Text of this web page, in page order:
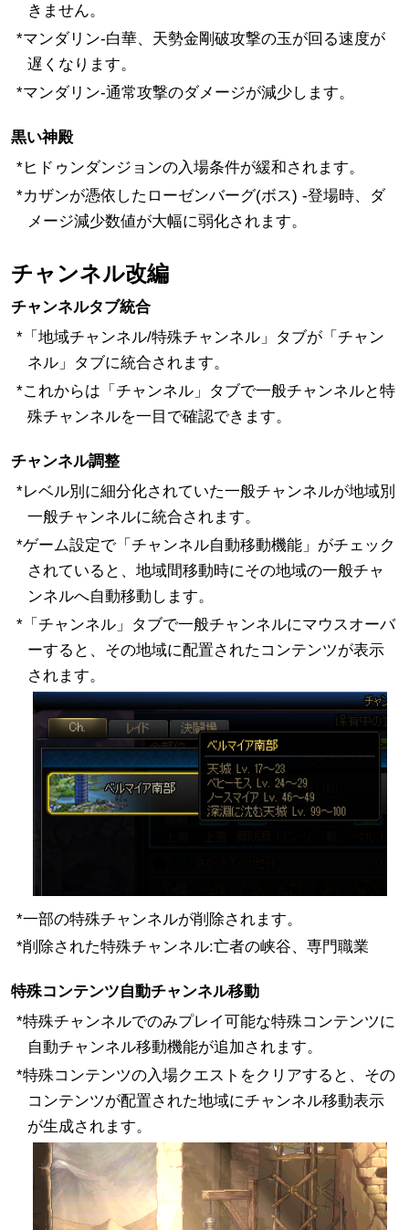
きません。
*マンダリン-白華、天勢金剛破攻撃の玉が回る速度が
遅くなります。
*マンダリン-通常攻撃のダメージが減少します。
黒い神殿
*ヒドゥンダンジョンの入場条件が緩和されます。
*カザンが憑依したローゼンバーグ(ボス) -登場時、ダ
メージ減少数値が大幅に弱化されます。
チャンネル改編
チャンネルタブ統合
*「地域チャンネル/特殊チャンネル」タブが「チャン
ネル」タブに統合されます。
*これからは「チャンネル」タブで一般チャンネルと特
殊チャンネルを一目で確認できます。
チャンネル調整
*レベル別に細分化されていた一般チャンネルが地域別
一般チャンネルに統合されます。
*ゲーム設定で「チャンネル自動移動機能」がチェック
されていると、地域間移動時にその地域の一般チャ
ンネルへ自動移動します。
*「チャンネル」タブで一般チャンネルにマウスオーバ
ーすると、その地域に配置されたコンテンツが表示
されます。
*一部の特殊チャンネルが削除されます。
*削除された特殊チャンネル:亡者の峡谷、専門職業
特殊コンテンツ自動チャンネル移動
*特殊チャンネルでのみプレイ可能な特殊コンテンツに
自動チャンネル移動機能が追加されます。
*特殊コンテンツの入場クエストをクリアすると、その
コンテンツが配置された地域にチャンネル移動表示
が生成されます。